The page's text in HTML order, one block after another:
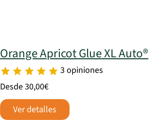
Orange Apricot Glue XL Auto®
3 opiniones
Desde 30,00€
Ver detalles